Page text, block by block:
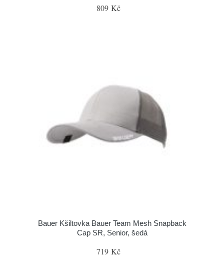
809 Kč
Bauer Kšiltovka Bauer Team Mesh Snapback
Cap SR, Senior, šedá
719 Kč